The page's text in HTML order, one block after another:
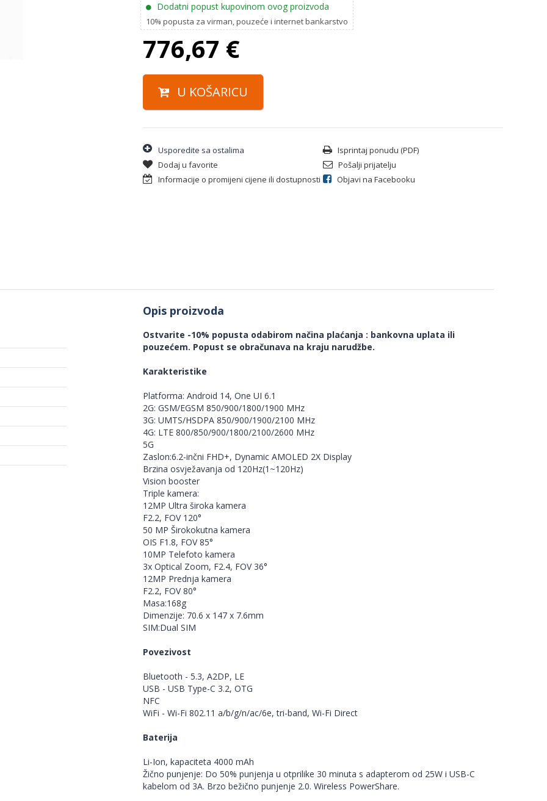
Dodatni popust kupovinom ovog proizvoda
10% popusta za virman, pouzeće i internet bankarstvo
776,67 €
U KOŠARICU
Usporedite sa ostalima
Isprintaj ponudu (PDF)
Dodaj u favorite
Pošalji prijatelju
Informacije o promijeni cijene ili dostupnosti
Objavi na Facebooku
Opis proizvoda
Ostvarite -10% popusta odabirom načina plaćanja : bankovna uplata ili
pouzećem. Popust se obračunava na kraju narudžbe.
Karakteristike
Platforma: Android 14, One UI 6.1
2G: GSM/EGSM 850/900/1800/1900 MHz
3G: UMTS/HSDPA 850/900/1900/2100 MHz
4G: LTE 800/850/900/1800/2100/2600 MHz
5G
Zaslon:6.2-inčni FHD+, Dynamic AMOLED 2X Display
Brzina osvježavanja od 120Hz(1~120Hz)
Vision booster
Triple kamera:
12MP Ultra široka kamera
F2.2, FOV 120°
50 MP Širokokutna kamera
OIS F1.8, FOV 85°
10MP Telefoto kamera
3x Optical Zoom, F2.4, FOV 36°
12MP Prednja kamera
F2.2, FOV 80°
Masa:168g
Dimenzije: 70.6 x 147 x 7.6mm
SIM:Dual SIM
Povezivost
Bluetooth - 5.3, A2DP, LE
USB - USB Type-C 3.2, OTG
NFC
WiFi - Wi-Fi 802.11 a/b/g/n/ac/6e, tri-band, Wi-Fi Direct
Baterija
Li-Ion, kapaciteta 4000 mAh
Žično punjenje: Do 50% punjenja u otprilike 30 minuta s adapterom od 25W i USB-C
kabelom od 3A. Brzo bežično punjenje 2.0. Wireless PowerShare.